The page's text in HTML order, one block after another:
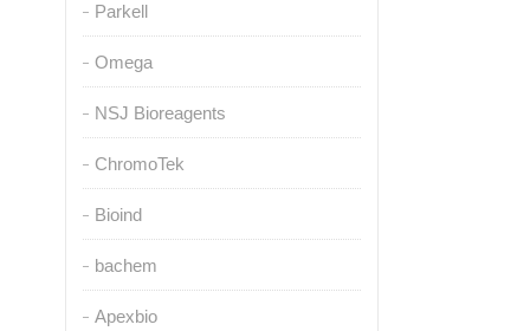
Parkell
Omega
NSJ Bioreagents
ChromoTek
Bioind
bachem
Apexbio